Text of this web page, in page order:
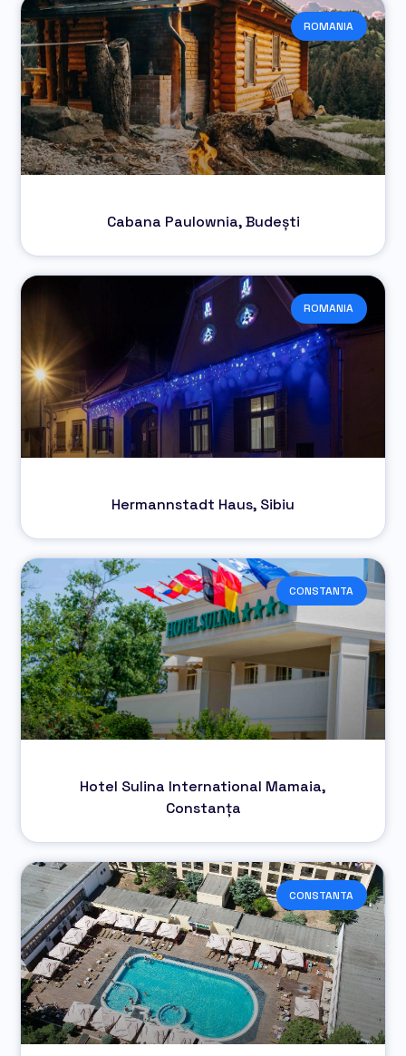
ROMANIA
Cabana Paulownia, Budești
ROMANIA
Hermannstadt Haus, Sibiu
CONSTANTA
Hotel Sulina International Mamaia,
Constanța
CONSTANTA